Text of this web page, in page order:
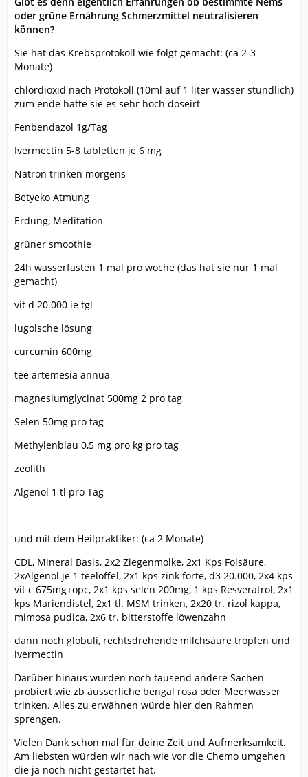
oder grüne Ernährung Schmerzmittel neutralisieren
können?
Sie hat das Krebsprotokoll wie folgt gemacht: (ca 2-3
Monate)
chlordioxid nach Protokoll (10ml auf 1 liter wasser stündlich)
zum ende hatte sie es sehr hoch doseirt
Fenbendazol 1g/Tag
Ivermectin 5-8 tabletten je 6 mg
Natron trinken morgens
Betyeko Atmung
Erdung, Meditation
grüner smoothie
24h wasserfasten 1 mal pro woche (das hat sie nur 1 mal
gemacht)
vit d 20.000 ie tgl
lugolsche lösung
curcumin 600mg
tee artemesia annua
magnesiumglycinat 500mg 2 pro tag
Selen 50mg pro tag
Methylenblau 0,5 mg pro kg pro tag
zeolith
Algenöl 1 tl pro Tag
und mit dem Heilpraktiker: (ca 2 Monate)
CDL, Mineral Basis, 2x2 Ziegenmolke, 2x1 Kps Folsäure,
2xAlgenöl je 1 teelöffel, 2x1 kps zink forte, d3 20.000, 2x4 kps
vit c 675mg+opc, 2x1 kps selen 200mg, 1 kps Resveratrol, 2x1
kps Mariendistel, 2x1 tl. MSM trinken, 2x20 tr. rizol kappa,
mimosa pudica, 2x6 tr. bitterstoffe löwenzahn
dann noch globuli, rechtsdrehende milchsäure tropfen und
ivermectin
Darüber hinaus wurden noch tausend andere Sachen
probiert wie zb äusserliche bengal rosa oder Meerwasser
trinken. Alles zu erwähnen würde hier den Rahmen
sprengen.
Vielen Dank schon mal für deine Zeit und Aufmerksamkeit.
Am liebsten würden wir nach wie vor die Chemo umgehen
die ja noch nicht gestartet hat.